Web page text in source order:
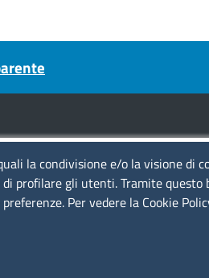
Seguici su
la condivisione e/o la visione di
profilare gli utenti. Tramite questo
Per vedere la Cookie